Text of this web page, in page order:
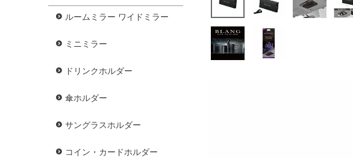
ルームミラー ワイドミラー
ミニミラー
ドリンクホルダー
傘ホルダー
サングラスホルダー
コイン・カードホルダー